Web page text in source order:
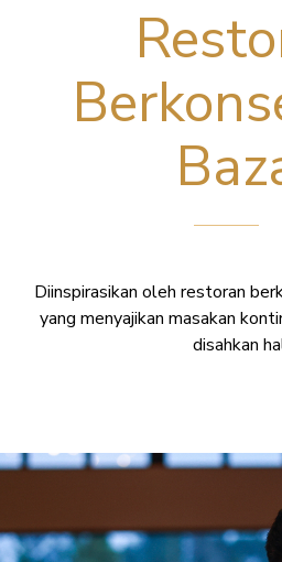
Diinspirasikan oleh restoran
yang menyajikan masakan
disahkan